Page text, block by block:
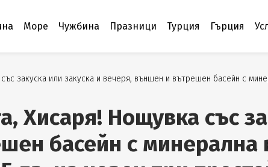
Море Чужбина Празници Турция Гърция
закуска или закуска и вечеря, външен и вътрешен басейн с
Хисаря! Нощувка със
басейн с минерална